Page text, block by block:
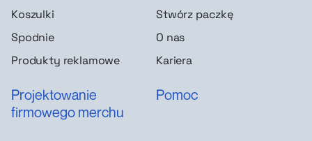
Koszulki
Spodnie
Produkty reklamowe
Stwórz paczkę
O nas
Kariera
Projektowanie
firmowego merchu
Pomoc